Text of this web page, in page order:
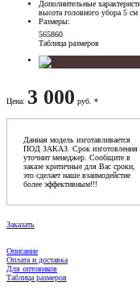
Дополнительные
высота головного убора 5 см
Размеры:
565860
Таблица размеров
Цена: 3 000 руб. *
Данная модель изготавливается
ПОД ЗАКАЗ. Срок изготовления
уточнит менеджер. Сообщите в
заказе критичные для Вас сроки,
это сделает наше взаимодейстие
более эффективным!!!
Заказать
Описание
Оплата и доставка
Для оптовиков
Таблица размеров